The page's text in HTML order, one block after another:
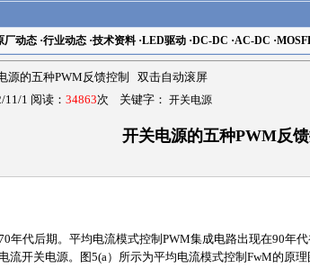
厂动态·行业动态·技术资料·LED驱动·DC-DC ·AC-DC ·
源的五种PWM反馈控制 双击自动滚屏
1 阅读： 34863次 关键字： 开关电源
开关电源的五种PWM反馈
年代后期。平均电流模式控制PWM集成电路出现在90年
流开关电源。图5(a）所示为平均电流模式控制FwM的原